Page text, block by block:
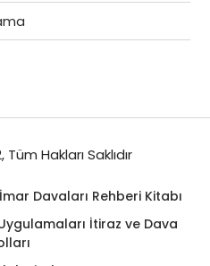
Hakları Saklıdır
İmar Davaları Rehberi Kitabı
İtiraz ve Dava